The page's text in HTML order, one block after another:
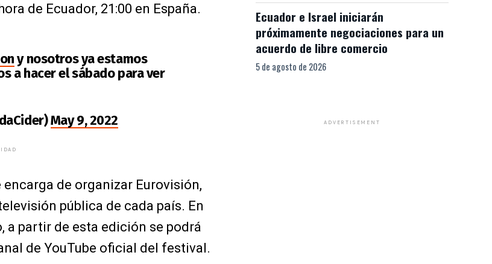
de Ecuador, 21:00 en España.
y nosotros ya estamos
a hacer el sábado para ver
May 9, 2022
de organizar Eurovisión,
pública de cada país. En
a partir de esta edición se podrá
de YouTube oficial del festival.
Ecuador e Israel iniciarán
próximamente negociaciones para un
acuerdo de libre comercio
5 de agosto de 2026
ADVERTISEMENT